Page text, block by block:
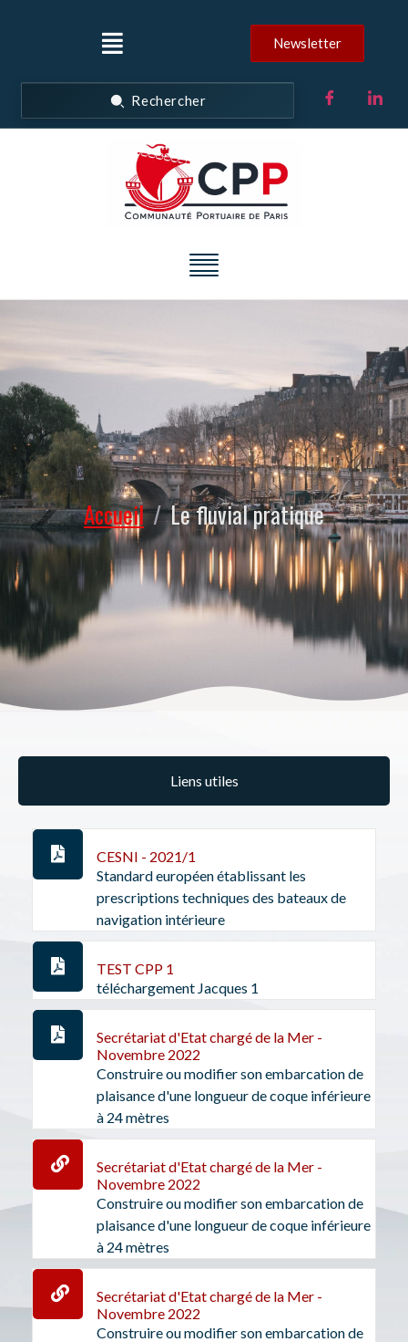
Rechercher
Newsletter
Accueil / Le fluvial pratique
Liens utiles
CESNI - 2021/1
Standard européen établissant les
prescriptions techniques des bateaux de
navigation intérieure
TEST CPP 1
téléchargement Jacques 1
Secrétariat d'Etat chargé de la Mer -
Novembre 2022
Construire ou modifier son embarcation de
plaisance d'une longueur de coque inférieure
à 24 mètres
Secrétariat d'Etat chargé de la Mer -
Novembre 2022
Construire ou modifier son embarcation de
plaisance d'une longueur de coque inférieure
à 24 mètres
Secrétariat d'Etat chargé de la Mer -
Novembre 2022
Construire ou modifier son embarcation de